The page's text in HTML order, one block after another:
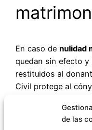
de las
En caso de nulidad
quedan sin efecto y
restituidos al
Civil protege al
desconocía la
se basa en la